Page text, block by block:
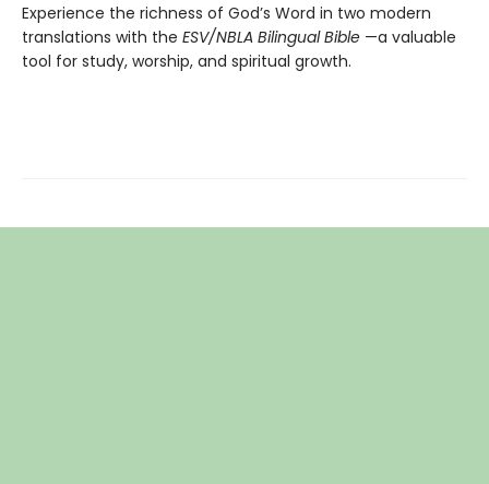
Experience the richness of God’s Word in two modern
translations with the ESV/NBLA Bilingual Bible —a valuable
tool for study, worship, and spiritual growth.